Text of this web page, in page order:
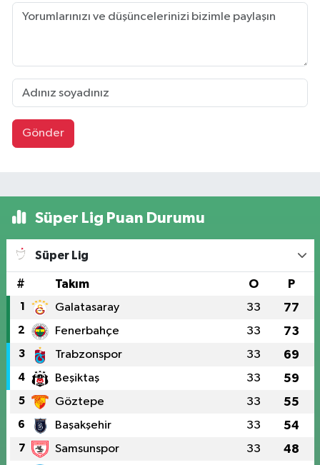
Gönder
Süper Lig Puan Durumu
Süper Lig
# Takım O P
1 Galatasaray 33 77
2 Fenerbahçe 33 73
3 Trabzonspor 33 69
4 Beşiktaş 33 59
5 Göztepe 33 55
6 Başakşehir 33 54
7 Samsunspor 33 48